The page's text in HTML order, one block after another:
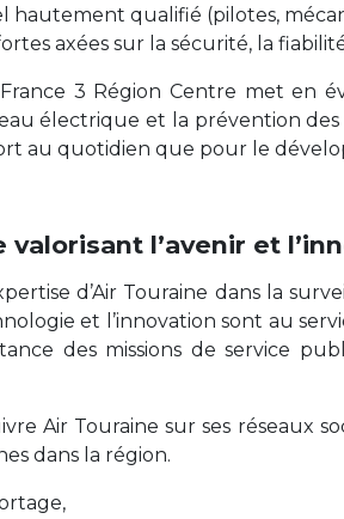
hautement qualifié (pilotes,
axées sur la sécurité, la
3 Région Centre met en
électrique et la prévention des
au quotidien que pour le
valorisant l’avenir et
d’Air Touraine dans la
et l’innovation sont au
des missions de service
Air Touraine sur ses réseaux
dans la région.